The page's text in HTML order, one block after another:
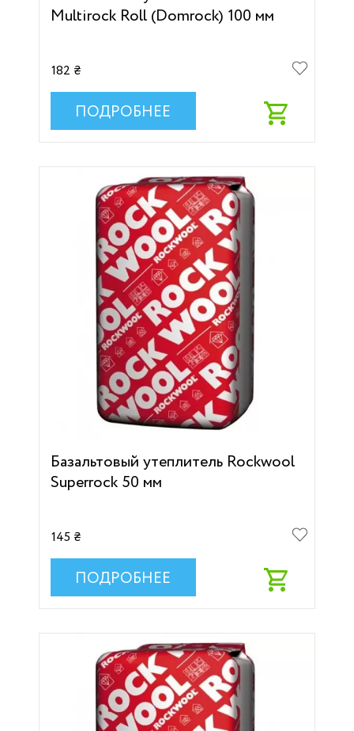
Multirock Roll (Domrock) 100 мм
182 ₴
ПОДРОБНЕЕ
Базальтовый утеплитель Rockwool
Superrock 50 мм
145 ₴
ПОДРОБНЕЕ